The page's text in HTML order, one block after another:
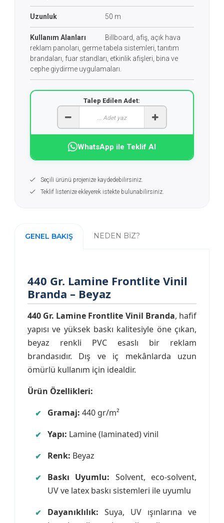
Uzunluk 50 m
Kullanım Alanları
Billboard, afiş, açık hava
reklam panoları, germe tabela sistemleri, tanıtım
brandaları, fuar standları, etkinlik afişleri, bina ve
cephe giydirme uygulamaları.
Talep Edilen Adet:
WhatsApp ile Teklif Al
Seçili ürünü projenize kaydedebilirsiniz.
Teklif listenize ekleyerek istekte bulunabilirsiniz.
GENEL BAKIŞ NEDEN BİZ?
440 Gr. Lamine Frontlite Vinil
Branda – Beyaz
440 Gr. Lamine Frontlite Vinil Branda, hafif
yapısı ve yüksek baskı kalitesiyle öne çıkan,
beyaz renkli PVC esaslı bir reklam
brandasıdır. Dış ve iç mekânlarda uzun
ömürlü kullanım için idealdir.
Ürün Özellikleri:
Gramaj: 440 gr/m²
Yapı: Lamine (laminated) vinil
Renk: Beyaz
Baskı Uyumlu: Solvent, eco-solvent,
UV ve latex baskı sistemleri ile uyumlu
Dayanıklılık: Suya, UV ışınlarına ve